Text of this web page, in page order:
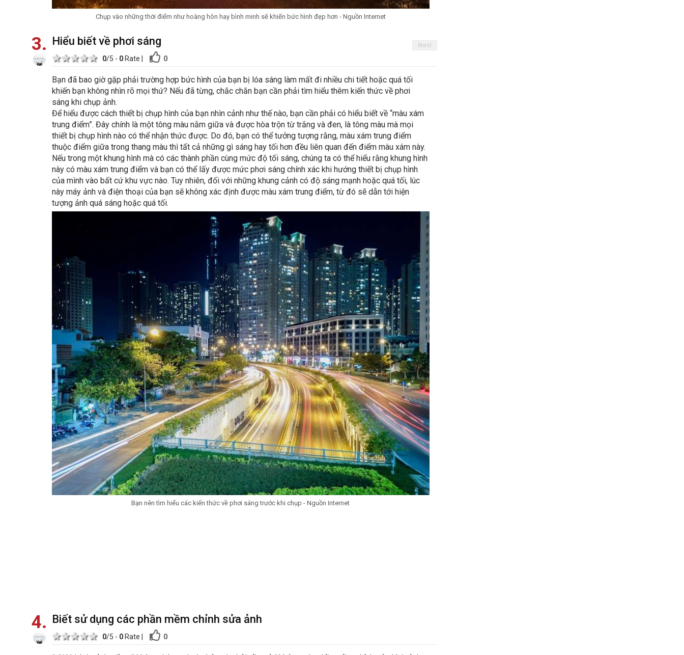
Chụp vào những thời điểm như hoàng hôn hay bình minh sẽ khiến bức hình đẹp hơn - Nguồn Internet
Next
3 Hiểu biết về phơi sáng
5 stars
4 stars
3 stars
2 stars
1 star 0/5 - 0 Rate 0
Bạn đã bao giờ gặp phải trường hợp bức hình của bạn bị lóa sáng làm mất đi nhiều chi tiết hoặc quá tối
khiến bạn không nhìn rõ mọi thứ? Nếu đã từng, chắc chắn bạn cần phải tìm hiểu thêm kiến thức về phơi
sáng khi chụp ảnh.
Để hiểu được cách thiết bị chụp hình của bạn nhìn cảnh như thế nào, bạn cần phải có hiểu biết về “màu xám
trung điểm”. Đây chính là một tông màu nằm giữa và được hòa trộn từ trắng và đen, là tông màu mà mọi
thiết bị chụp hình nào có thể nhận thức được. Do đó, bạn có thể tưởng tượng rằng, màu xám trung điểm
thuộc điểm giữa trong thang màu thì tất cả những gì sáng hay tối hơn đều liên quan đến điểm màu xám này.
Nếu trong một khung hình mà có các thành phần cùng mức độ tối sáng, chúng ta có thể hiểu rằng khung hình
này có màu xám trung điểm và bạn có thể lấy được mức phơi sáng chính xác khi hướng thiết bị chụp hình
của mình vào bất cứ khu vực nào. Tuy nhiên, đối với những khung cảnh có độ sáng mạnh hoặc quá tối, lúc
này máy ảnh và điện thoại của bạn sẽ không xác định được màu xám trung điểm, từ đó sẽ dẫn tới hiện
tượng ảnh quá sáng hoặc quá tối.
Bạn nên tìm hiểu các kiến thức về phơi sáng trước khi chụp - Nguồn Internet
4 Biết sử dụng các phần mềm chỉnh sửa ảnh
5 stars
4 stars
3 stars
2 stars
1 star 0/5 - 0Rate | 0